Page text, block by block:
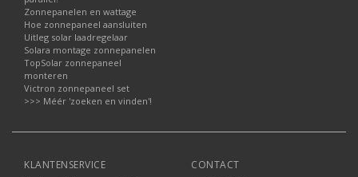
Zonnepanelen en wattage
Hoe zonnepaneel aansluiten
Uitleg solar laadregelaar
Solara montage zonnepanelen
TopSolar zonnepaneel
monteren
Victron zonnepaneel set
>>> Méér 'zoeken en vinden'!
KLANTENSERVICE CONTACT